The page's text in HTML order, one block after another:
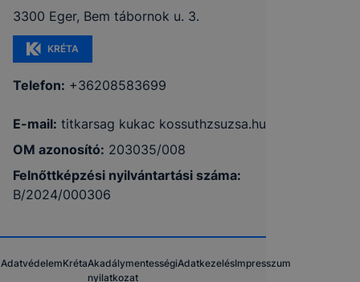
3300 Eger, Bem tábornok u. 3.
KRÉTA
Telefon: +36208583699
E-mail: titkarsag kukac kossuthzsuzsa.hu
OM azonosító: 203035/008
Felnőttképzési nyilvántartási száma:
B/2024/000306
AdatvédelemKrétaAkadálymentességi
nyilatkozat
AdatkezelésImpresszum